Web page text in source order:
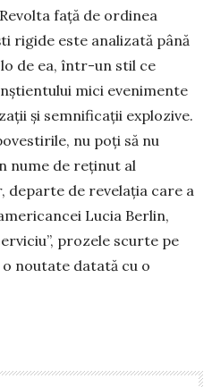
faţă de ordinea
rigide este analizată până
de ea, într-un stil ce
mici evenimente
şi semnificaţii explozive.
nu poţi să nu
nume de reţinut al
departe de revelaţia care a
Lucia Berlin,
prozele scurte pe
noutate datată cu o